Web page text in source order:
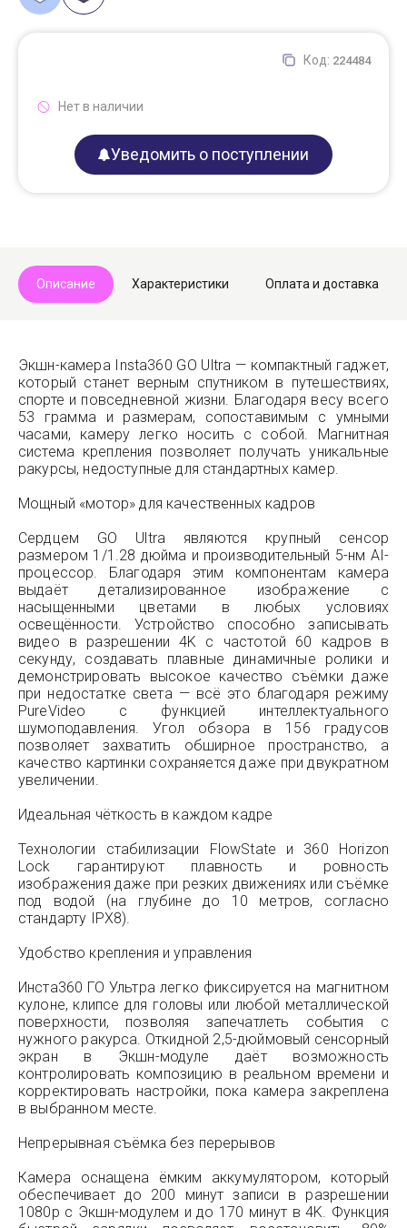
Код: 224484
Нет в наличии
Уведомить о поступлении
Описание Характеристики Оплата и доставка
Экшн-камера Insta360 GO Ultra — компактный гаджет,
который станет верным спутником в путешествиях,
спорте и повседневной жизни. Благодаря весу всего
53 грамма и размерам, сопоставимым с умными
часами, камеру легко носить с собой. Магнитная
система крепления позволяет получать уникальные
ракурсы, недоступные для стандартных камер.
Мощный «мотор» для качественных кадров
Сердцем GO Ultra являются крупный сенсор
размером 1/1.28 дюйма и производительный 5-нм AI-
процессор. Благодаря этим компонентам камера
выдаёт детализированное изображение с
насыщенными цветами в любых условиях
освещённости. Устройство способно записывать
видео в разрешении 4K с частотой 60 кадров в
секунду, создавать плавные динамичные ролики и
демонстрировать высокое качество съёмки даже
при недостатке света — всё это благодаря режиму
PureVideo с функцией интеллектуального
шумоподавления. Угол обзора в 156 градусов
позволяет захватить обширное пространство, а
качество картинки сохраняется даже при двукратном
увеличении.
Идеальная чёткость в каждом кадре
Технологии стабилизации FlowState и 360 Horizon
Lock гарантируют плавность и ровность
изображения даже при резких движениях или съёмке
под водой (на глубине до 10 метров, согласно
стандарту IPX8).
Удобство крепления и управления
Инста360 ГО Ультра легко фиксируется на магнитном
кулоне, клипсе для головы или любой металлической
поверхности, позволяя запечатлеть события с
нужного ракурса. Откидной 2,5-дюймовый сенсорный
экран в Экшн-модуле даёт возможность
контролировать композицию в реальном времени и
корректировать настройки, пока камера закреплена
в выбранном месте.
Непрерывная съёмка без перерывов
Камера оснащена ёмким аккумулятором, который
обеспечивает до 200 минут записи в разрешении
1080p с Экшн-модулем и до 170 минут в 4K. Функция